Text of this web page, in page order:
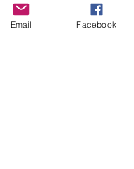
Email Facebook